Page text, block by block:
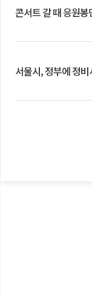
콘서트 갈 때 응원
서울시, 정부에 정